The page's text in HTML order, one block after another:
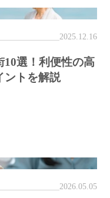
2025.12.16
10選！利便性の高
ントを解説
2026.05.05